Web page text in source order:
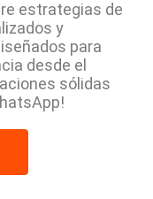
estrategias de
y
para
desde el
sólidas